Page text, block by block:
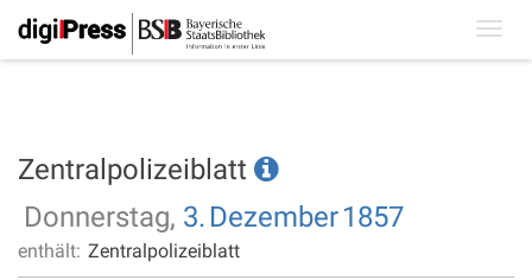
Zentralpolizeiblatt
Donnerstag, 3. Dezember1857
enthält: Zentralpolizeiblatt